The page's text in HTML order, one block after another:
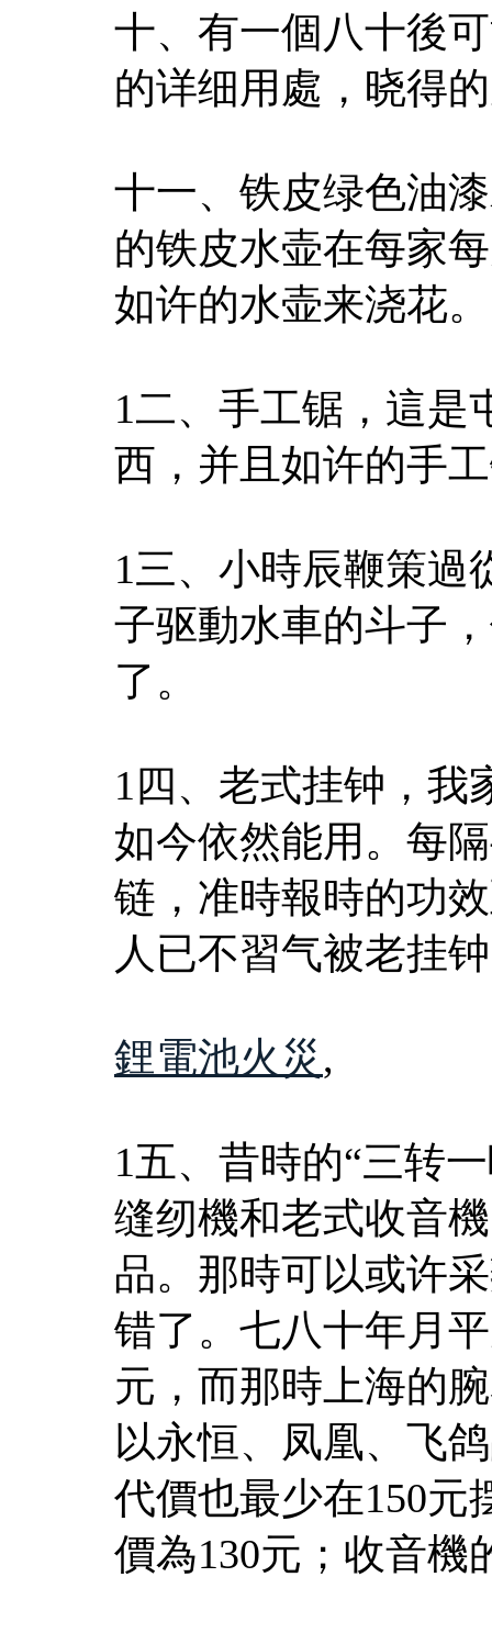
十、有一個八十後
的详细用處，晓得
十一、铁皮绿色油
的铁皮水壶在每家
如许的水壶来浇花。
1二、手工锯，這是
西，并且如许的手
1三、小時辰鞭策過
子驱動水車的斗子
了。
1四、老式挂钟，我
如今依然能用。每
链，准時報時的功
人已不習气被老挂
鋰電池火災,
1五、昔時的“三转
缝纫機和老式收音
品。那時可以或许
错了。七八十年月
元，而那時上海的
以永恒、凤凰、飞
代價也最少在150元
價為130元；收音機